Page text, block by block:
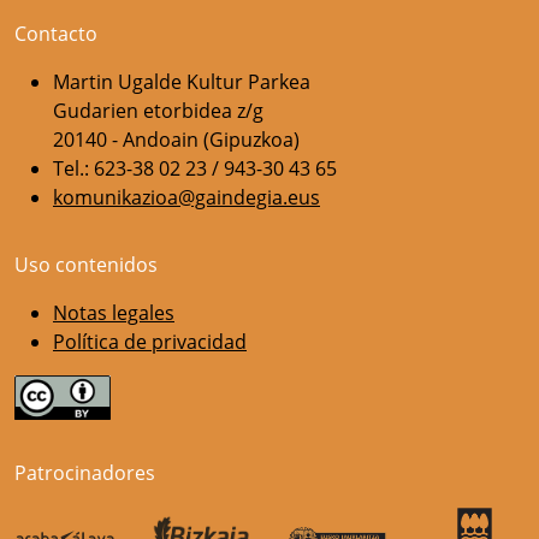
Contacto
Martin Ugalde Kultur Parkea
Gudarien etorbidea z/g
20140 - Andoain (Gipuzkoa)
Tel.: 623-38 02 23 / 943-30 43 65
komunikazioa@gaindegia.eus
Uso contenidos
Notas legales
Política de privacidad
Patrocinadores